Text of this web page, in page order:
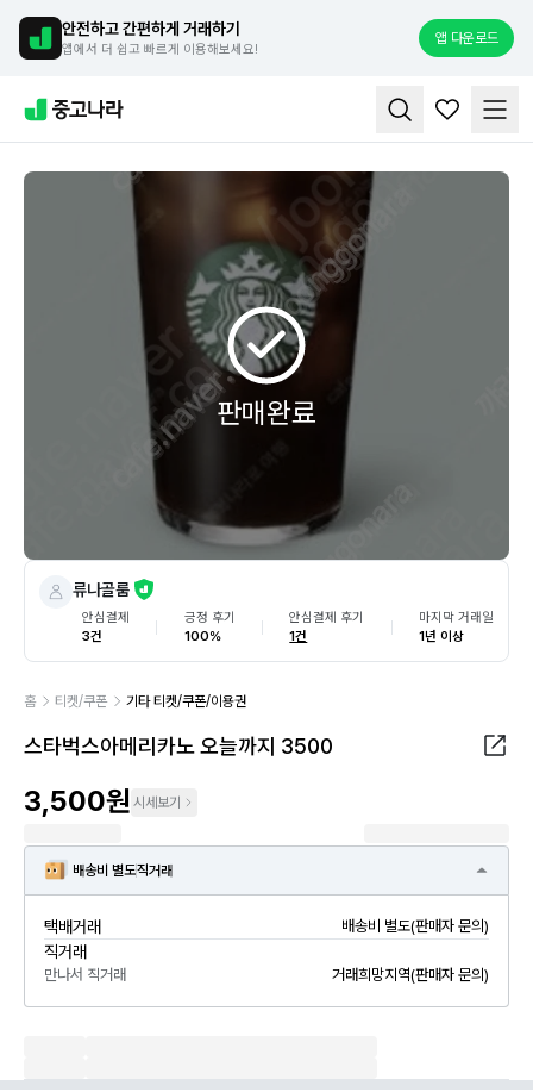
안전하고 간편하게 거래하기
앱에서 더 쉽고 빠르게 이용해보세요!
앱 다운로드
판매완료
류나골룸
안심결제
3건
긍정 후기
100%
안심결제 후기
1건
마지막 거래일
1년 이상
홈 티켓/쿠폰 기타 티켓/쿠폰/이용권
스타벅스아메리카노 오늘까지 3500
3,500원 시세보기
배송비 별도직거래
택배거래 배송비 별도(판매자 문의)
직거래
만나서 직거래 거래희망지역(판매자 문의)